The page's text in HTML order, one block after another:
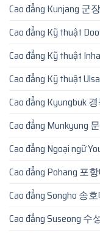
Cao đẳng Kunjang 군
Cao đẳng Kỹ thuật
Cao đẳng Kỹ thuật
Cao đẳng Kỹ thuật
Cao đẳng Kyungbuk
Cao đẳng Munkyung
Cao đẳng Ngoại ngữ
Cao đẳng Pohang 포
Cao đẳng Songho 송
Cao đẳng Suseong 수